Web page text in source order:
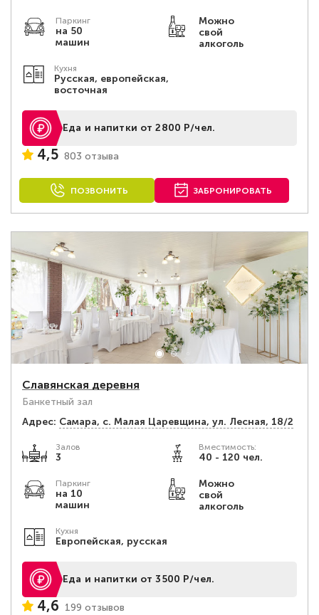
Паркинг
на 50
машин
Можно
свой
алкоголь
Кухня
Русская, европейская,
восточная
Еда и напитки от 2800 Р/чел.
4,5 803 отзыва
ПОЗВОНИТЬ ЗАБРОНИРОВАТЬ
Славянская деревня
Банкетный зал
Адрес: Самара, с. Малая Царевщина, ул. Лесная, 18/2
Залов
3
Вместимость:
40 - 120 чел.
Паркинг
на 10
машин
Можно
свой
алкоголь
Кухня
Европейская, русская
Еда и напитки от 3500 Р/чел.
4,6 199 отзывов